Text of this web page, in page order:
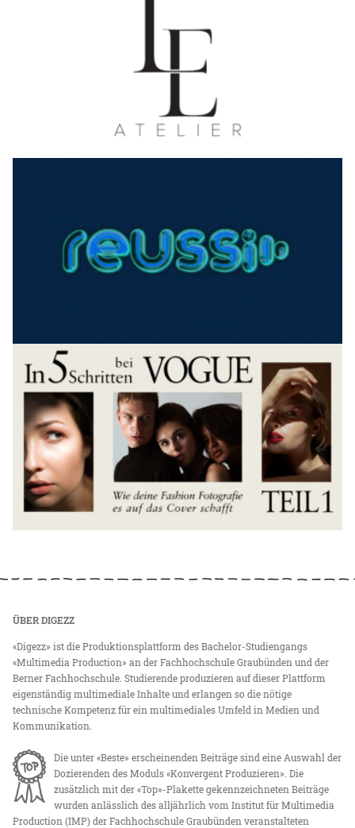
ÜBER DIGEZZ
«Digezz» ist die Produktionsplattform des Bachelor-Studiengangs
«Multimedia Production» an der Fachhochschule Graubünden und der
Berner Fachhochschule. Studierende produzieren auf dieser Plattform
eigenständig multimediale Inhalte und erlangen so die nötige
technische Kompetenz für ein multimediales Umfeld in Medien und
Kommunikation.
Die unter «Beste» erscheinenden Beiträge sind eine Auswahl der
Dozierenden des Moduls «Konvergent Produzieren». Die
zusätzlich mit der «Top»-Plakette gekennzeichneten Beiträge
wurden anlässlich des alljährlich vom Institut für Multimedia
Production (IMP) der Fachhochschule Graubünden veranstalteten